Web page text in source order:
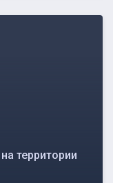
территории